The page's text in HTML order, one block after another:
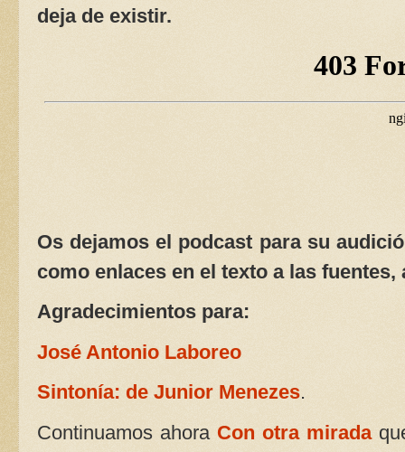
deja de existir.
Os dejamos el podcast para su
como enlaces en el texto a las
Agradecimientos para:
José Antonio Laboreo
Sintonía: de Junior Menezes.
Continuamos ahora Con otra mirada